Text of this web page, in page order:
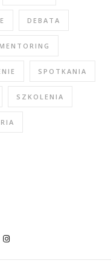
DEBATA
MENTORING
SPOTKANIA
SZKOLENIA